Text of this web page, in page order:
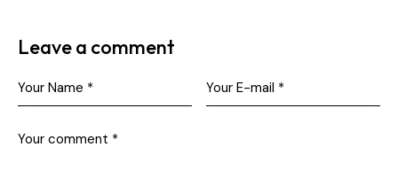
Leave a comment